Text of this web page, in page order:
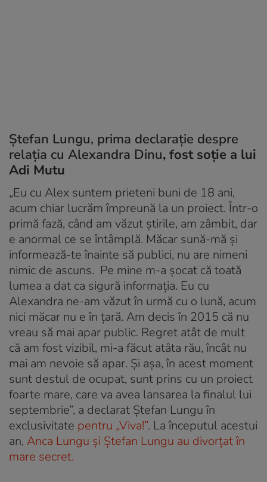
Ștefan Lungu, prima declarație despre
relația cu Alexandra Dinu, fost soție a lui
Adi Mutu
„Eu cu Alex suntem prieteni buni de 18 ani,
acum chiar lucrăm împreună la un proiect. Într-o
primă fază, când am văzut ştirile, am zâmbit, dar
e anormal ce se întâmplă. Măcar sună-mă şi
informează-te înainte să publici, nu are nimeni
nimic de ascuns. Pe mine m-a şocat că toată
lumea a dat ca sigură informaţia. Eu cu
Alexandra ne-am văzut în urmă cu o lună, acum
nici măcar nu e în ţară. Am decis în 2015 că nu
vreau să mai apar public. Regret atât de mult
că am fost vizibil, mi-a făcut atâta rău, încât nu
mai am nevoie să apar. Şi aşa, în acest moment
sunt destul de ocupat, sunt prins cu un proiect
foarte mare, care va avea lansarea la finalul lui
septembrie”, a declarat Ștefan Lungu în
exclusivitate pentru „Viva!”. La începutul acestui
an, Anca Lungu și Ștefan Lungu au divorțat în
mare secret.